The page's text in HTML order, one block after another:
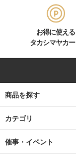
お得に使える
タカシマヤカ
商品を探す
カテゴリ
催事・イベント